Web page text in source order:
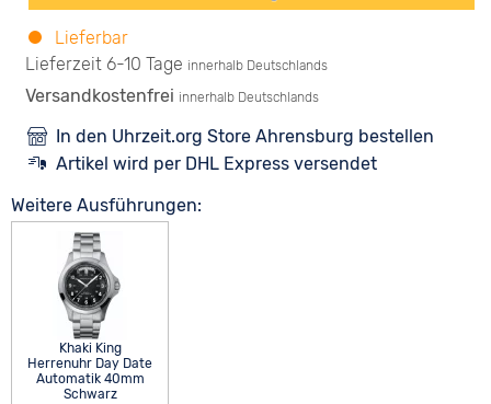
Lieferbar
Lieferzeit 6-10 Tage innerhalb Deutschlands
Versandkostenfrei innerhalb Deutschlands
In den Uhrzeit.org Store Ahrensburg bestellen
Artikel wird per DHL Express versendet
Weitere Ausführungen:
Khaki King
Herrenuhr Day Date
Automatik 40mm
Schwarz